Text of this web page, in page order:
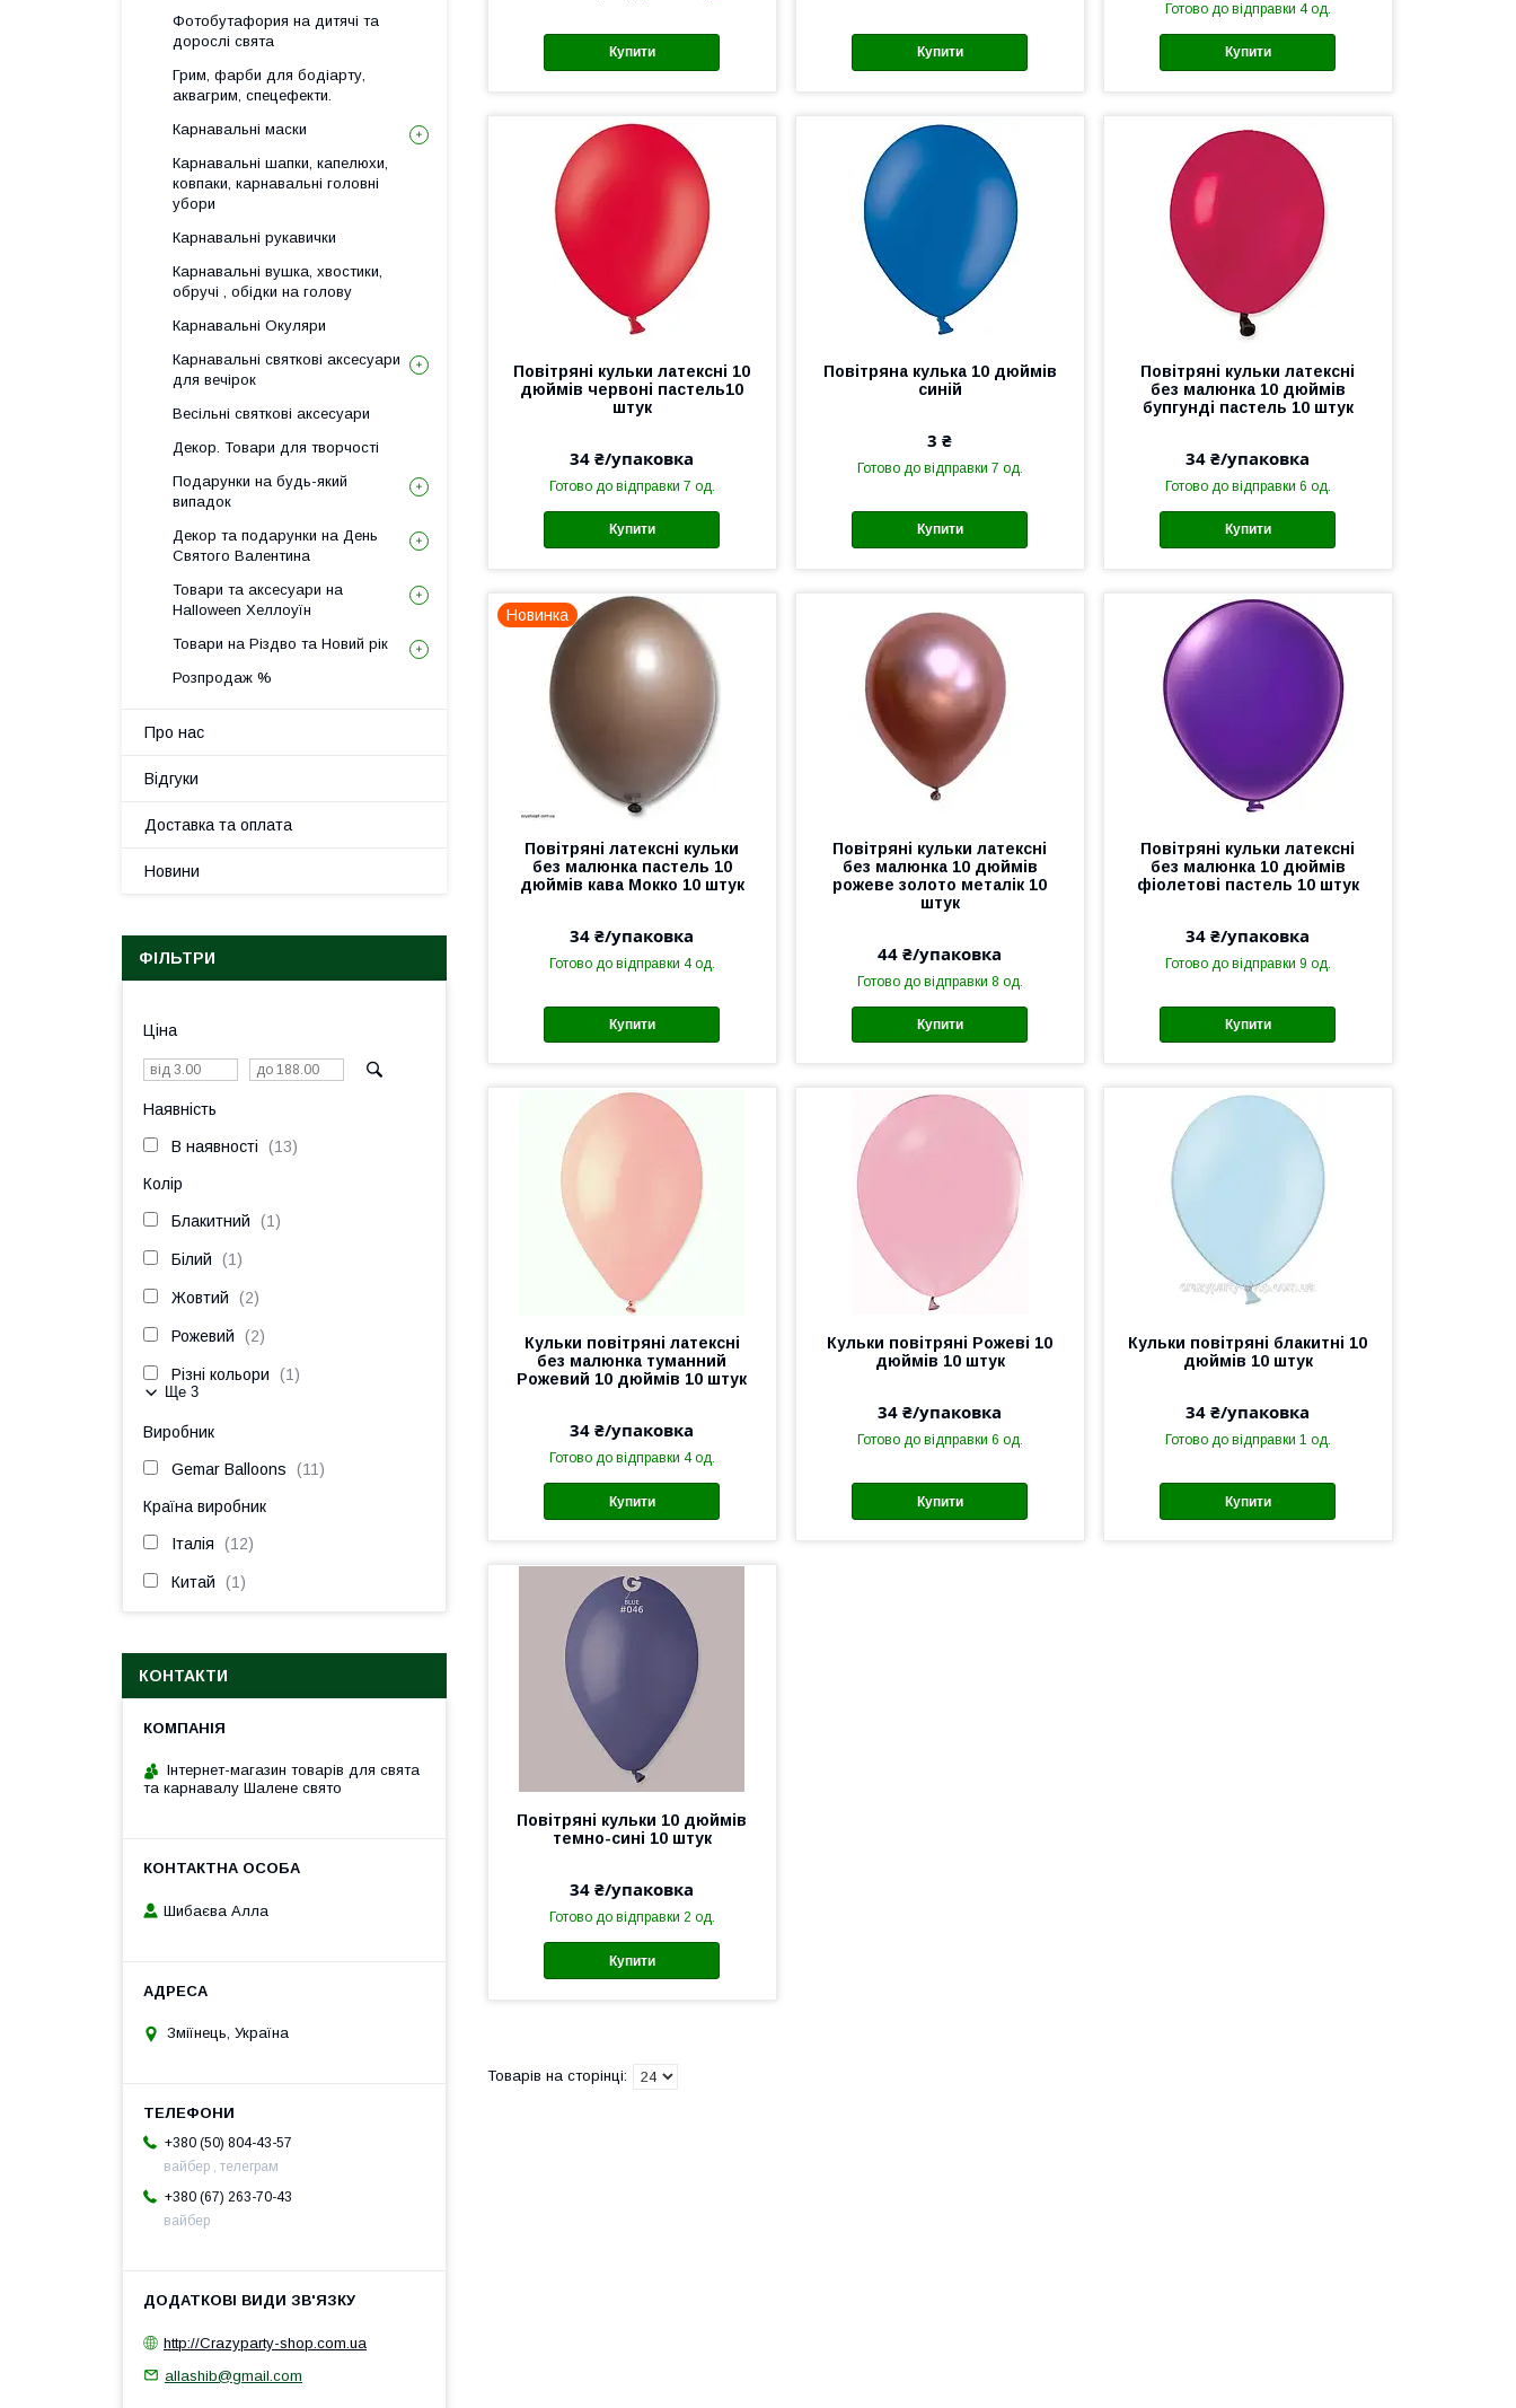
Купити Купити
Готово до відправки 4 од.
Купити
Повітряні кульки латексні 10
дюймів червоні пастель10
штук
34 ₴/упаковка
Готово до відправки 7 од.
Купити
Повітряна кулька 10 дюймів
синій
3 ₴
Готово до відправки 7 од.
Купити
Повітряні кульки латексні
без малюнка 10 дюймів
бупгунді пастель 10 штук
34 ₴/упаковка
Готово до відправки 6 од.
Купити
Новинка
Повітряні латексні кульки
без малюнка пастель 10
дюймів кава Мокко 10 штук
34 ₴/упаковка
Готово до відправки 4 од.
Купити
Повітряні кульки латексні
без малюнка 10 дюймів
рожеве золото металік 10
штук
44 ₴/упаковка
Готово до відправки 8 од.
Купити
Повітряні кульки латексні
без малюнка 10 дюймів
фіолетові пастель 10 штук
34 ₴/упаковка
Готово до відправки 9 од.
Купити
Кульки повітряні латексні
без малюнка туманний
Рожевий 10 дюймів 10 штук
34 ₴/упаковка
Готово до відправки 4 од.
Купити
Кульки повітряні Рожеві 10
дюймів 10 штук
34 ₴/упаковка
Готово до відправки 6 од.
Купити
Кульки повітряні блакитні 10
дюймів 10 штук
34 ₴/упаковка
Готово до відправки 1 од.
Купити
Повітряні кульки 10 дюймів
темно-сині 10 штук
34 ₴/упаковка
Готово до відправки 2 од.
Купити
Фотобутафория на дитячі та
дорослі свята
Грим, фарби для бодіарту,
аквагрим, спецефекти.
Карнавальні маски
Карнавальні шапки, капелюхи,
ковпаки, карнавальні головні
убори
Карнавальні рукавички
Карнавальні вушка, хвостики,
обручі , обідки на голову
Карнавальні Окуляри
Карнавальні святкові аксесуари
для вечірок
Весільні святкові аксесуари
Декор. Товари для творчості
Подарунки на будь-який
випадок
Декор та подарунки на День
Святого Валентина
Товари та аксесуари на
Halloween Хеллоуїн
Товари на Різдво та Новий рік
Розпродаж %
Про нас
Відгуки
Доставка та оплата
Новини
ФІЛЬТРИ
Ціна
Наявність
В наявності 13
Колір
Блакитний 1
Білий 1
Жовтий 2
Рожевий 2
Різні кольори 1
Ще 3
Виробник
Gemar Balloons 11
Країна виробник
Італія 12
Китай 1
КОНТАКТИ
Інтернет-магазин товарів для свята
та карнавалу Шалене свято
Шибаєва Алла
Зміїнець, Україна
+380 (50) 804-43-57
вайбер , телеграм
+380 (67) 263-70-43
вайбер
http://Crazyparty-shop.com.ua
allashib@gmail.com